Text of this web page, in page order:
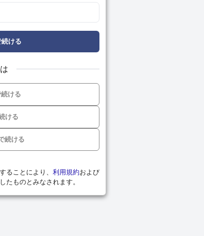
続ける
ける
ける
続ける
ることにより、 利用規約および
たものとみなされます。